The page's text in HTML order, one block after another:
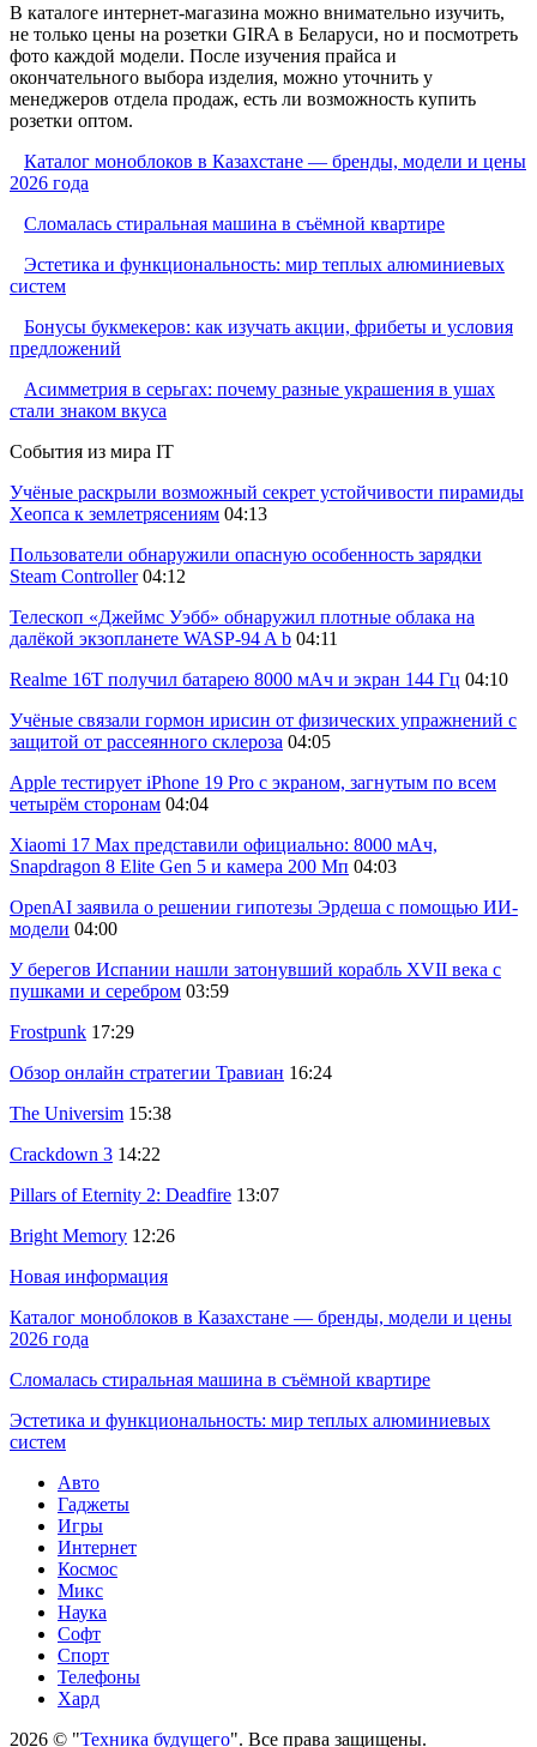
В каталоге интернет-магазина можно внимательно изучить,
не только цены на розетки GIRA в Беларуси, но и посмотреть
фото каждой модели. После изучения прайса и
окончательного выбора изделия, можно уточнить у
менеджеров отдела продаж, есть ли возможность купить
розетки оптом.
Каталог моноблоков в Казахстане — бренды, модели и цены
2026 года
Сломалась стиральная машина в съёмной квартире
Эстетика и функциональность: мир теплых алюминиевых
систем
Бонусы букмекеров: как изучать акции, фрибеты и условия
предложений
Асимметрия в серьгах: почему разные украшения в ушах
стали знаком вкуса
События из мира IT
Учёные раскрыли возможный секрет устойчивости пирамиды
Хеопса к землетрясениям 04:13
Пользователи обнаружили опасную особенность зарядки
Steam Controller 04:12
Телескоп «Джеймс Уэбб» обнаружил плотные облака на
далёкой экзопланете WASP-94 A b 04:11
Realme 16T получил батарею 8000 мАч и экран 144 Гц 04:10
Учёные связали гормон ирисин от физических упражнений с
защитой от рассеянного склероза 04:05
Apple тестирует iPhone 19 Pro с экраном, загнутым по всем
четырём сторонам 04:04
Xiaomi 17 Max представили официально: 8000 мАч,
Snapdragon 8 Elite Gen 5 и камера 200 Мп 04:03
OpenAI заявила о решении гипотезы Эрдеша с помощью ИИ-
модели 04:00
У берегов Испании нашли затонувший корабль XVII века с
пушками и серебром 03:59
Frostpunk 17:29
Обзор онлайн стратегии Травиан 16:24
The Universim 15:38
Crackdown 3 14:22
Pillars of Eternity 2: Deadfire 13:07
Bright Memory 12:26
Новая информация
Каталог моноблоков в Казахстане — бренды, модели и цены
2026 года
Сломалась стиральная машина в съёмной квартире
Эстетика и функциональность: мир теплых алюминиевых
систем
Авто
Гаджеты
Игры
Интернет
Космос
Микс
Наука
Софт
Спорт
Телефоны
Хард
2026 © "Техника будущего". Все права защищены.